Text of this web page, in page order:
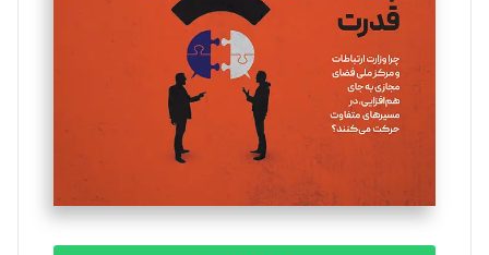
تحریریه
ملینا جعفری
تحریریه
مصطفی مسجدی آرانی
تحریریه